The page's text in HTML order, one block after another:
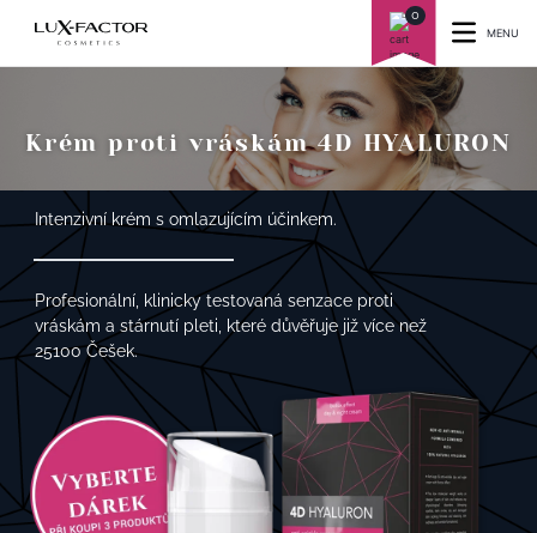
0
MENU
Krém proti vráskám 4D HYALURON
Intenzivní krém s omlazujícím účinkem.
Profesionální, klinicky testovaná senzace proti
vráskám a stárnutí pleti, které důvěřuje již více než
25100 Češek.